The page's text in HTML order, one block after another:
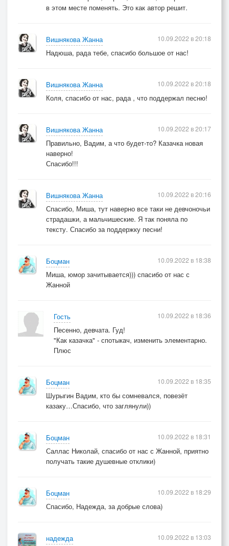
в этом месте поменять. Это как автор решит.
Вишнякова Жанна
Надюша, рада тебе, спасибо большое от нас!
10.09.2022 в 20:18
Вишнякова Жанна
Коля, спасибо от нас, рада , что поддержал песню!
10.09.2022 в 20:18
Вишнякова Жанна
Правильно, Вадим, а что будет-то? Казачка новая
наверно!
Спасибо!!!
10.09.2022 в 20:17
Вишнякова Жанна
Спасибо, Миша, тут наверно все таки не девчоночьи
страдашки, а мальчишеские. Я так поняла по
тексту. Спасибо за поддержку песни!
10.09.2022 в 20:16
Боцман
Миша, юмор зачитывается))) спасибо от нас с
Жанной
10.09.2022 в 18:38
Гость
Песенно, девчата. Гуд!
"Как казачка" - спотыкач, изменить элементарно.
Плюс
10.09.2022 в 18:36
Боцман
Шурыгин Вадим, кто бы сомневался, повезёт
казаку…Спасибо, что заглянули))
10.09.2022 в 18:35
Боцман
Саллас Николай, спасибо от нас с Жанной, приятно
получать такие душевные отклики)
10.09.2022 в 18:31
Боцман
Спасибо, Надежда, за добрые слова)
10.09.2022 в 18:29
надежда
10.09.2022 в 13:03